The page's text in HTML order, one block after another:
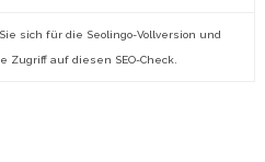
Sie sich für die Seolingo-Vollversion und
Zugriff auf diesen SEO-Check.